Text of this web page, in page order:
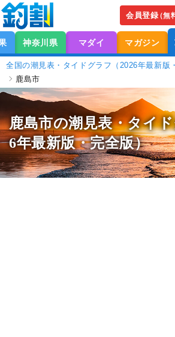
会員登録（無
神奈川県 マダイ マガジン
全国の潮見表・タイドグラフ（2026年最新版
鹿島市
鹿島市の潮見表・タイ
6年最新版・完全版）